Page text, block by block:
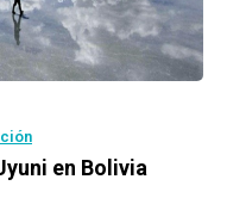
en Bolivia